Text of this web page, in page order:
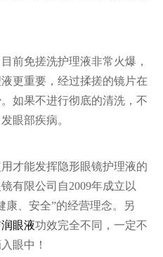
前免搓洗护理液非常火爆，
更重要，经过揉搓的镜片在
如果不进行彻底的清洗，不
眼部疾病。
才能发挥隐形眼镜护理液的
有限公司自2009年成立以
康、安全”的经营理念。另
润眼液功效完全不同，一定不
眼中！